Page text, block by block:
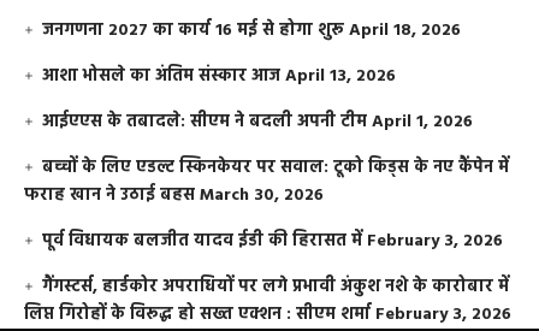
जनगणना 2027 का कार्य 16 मई से होगा शुरूApril 18, 2026
आशा भोसले का अंतिम संस्कार आजApril 13, 2026
आईएएस के तबादले: सीएम ने बदली अपनी टीमApril 1, 2026
बच्चों के लिए एडल्ट स्किनकेयर पर सवाल: टूको किड्स के नए कैंपेन में
फराह खान ने उठाई बहसMarch 30, 2026
पूर्व विधायक बलजीत यादव ईडी की हिरासत में February 3, 2026
गैंगस्टर्स, हार्डकोर अपराधियों पर लगे प्रभावी अंकुश नशे के कारोबार में
लिप्त गिरोहों के विरूद्ध हो सख्त एक्शन : सीएम शर्मा February 3, 2026